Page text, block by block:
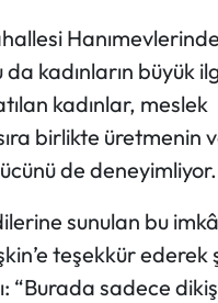
kadınların büyük
kadınlar, meslek
birlikte üretmenin
de deneyimliyor.
sunulan bu
teşekkür ederek
“Burada sadece dikiş